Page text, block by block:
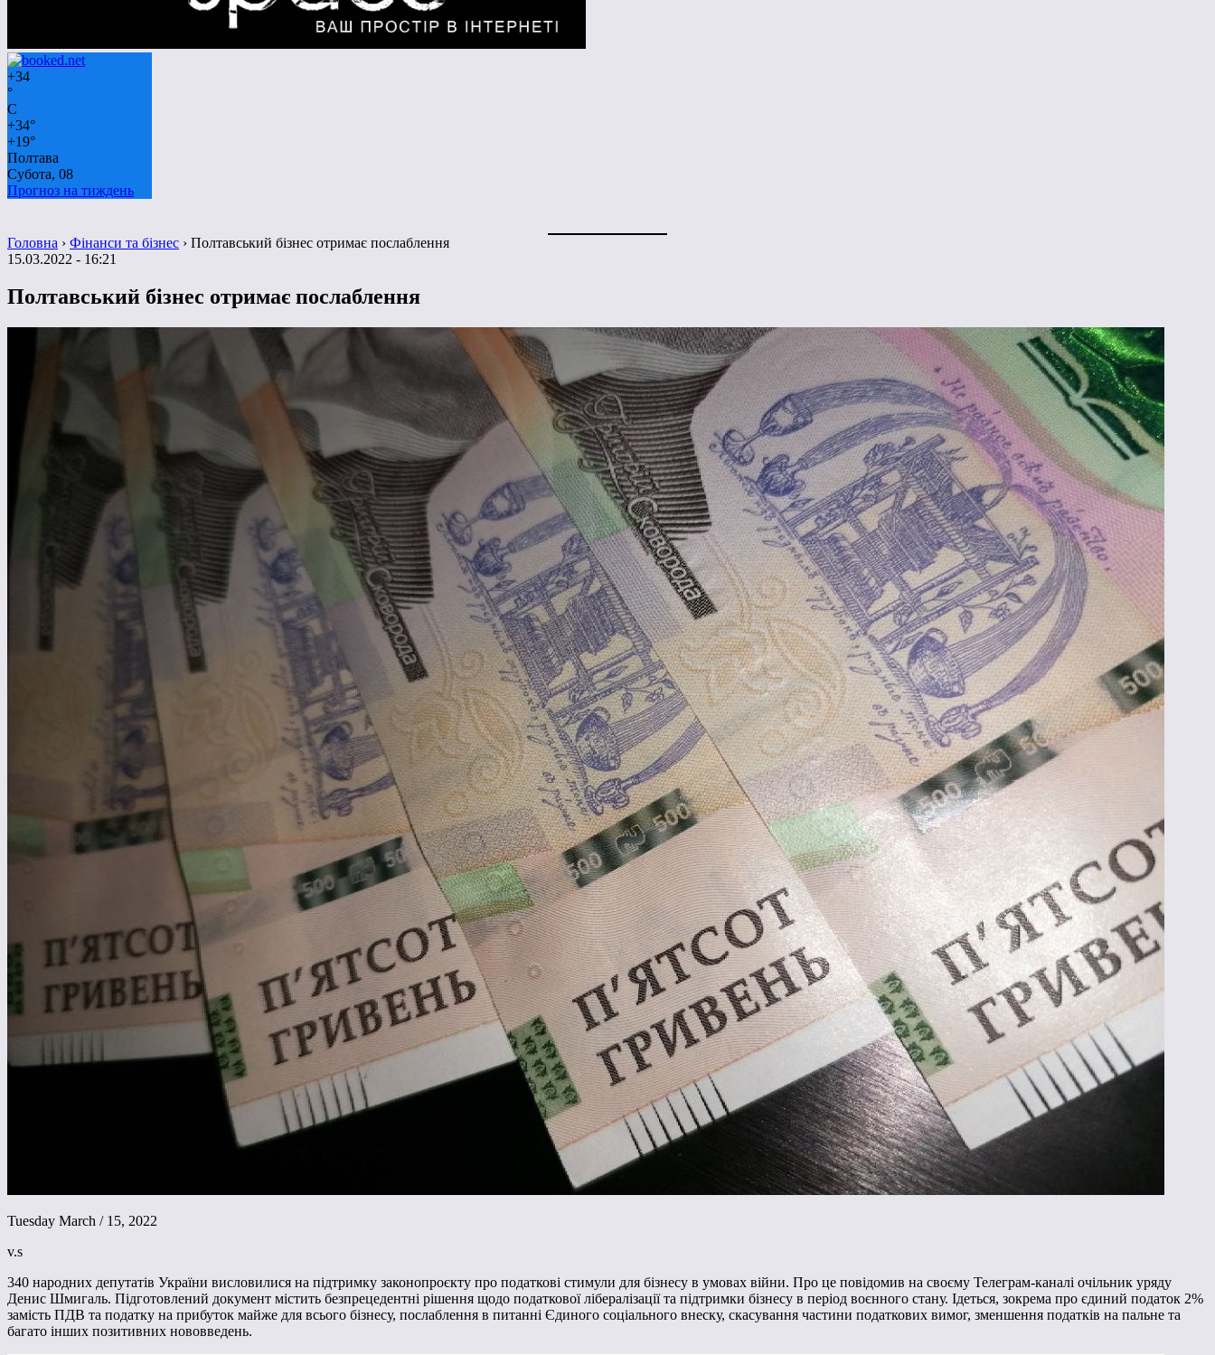
+34
°
C
+34°
+19°
Полтава
Субота, 08
Прогноз на тиждень
Головна › Фінанси та бізнес › Полтавський бізнес отримає послаблення
15.03.2022 - 16:21
Полтавський бізнес отримає послаблення
Tuesday March / 15, 2022
v.s
340 народних депутатів України висловилися на підтримку законопроєкту про податкові стимули для бізнесу в умовах війни. Про це повідомив на своєму Телеграм-каналі очільник уряду
Денис Шмигаль. Підготовлений документ містить безпрецедентні рішення щодо податкової лібералізації та підтримки бізнесу в період воєнного стану. Ідеться, зокрема про єдиний податок 2%
замість ПДВ та податку на прибуток майже для всього бізнесу, послаблення в питанні Єдиного соціального внеску, скасування частини податкових вимог, зменшення податків на пальне та
багато інших позитивних нововведень.